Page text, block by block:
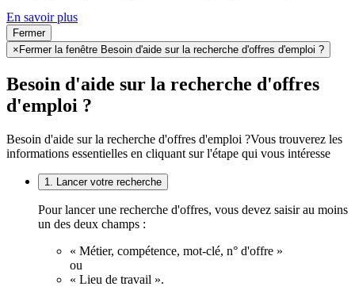
En savoir plus
Fermer
× Fermer la fenêtre Besoin d'aide sur la recherche d'offres d'emploi ?
Besoin d'aide sur la recherche d'offres
d'emploi ?
Besoin d'aide sur la recherche d'offres d'emploi ?Vous trouverez les
informations essentielles en cliquant sur l'étape qui vous intéresse
1. Lancer votre recherche
Pour lancer une recherche d'offres, vous devez saisir au moins
un des deux champs :
« Métier, compétence, mot-clé, n° d'offre »
ou
« Lieu de travail ».